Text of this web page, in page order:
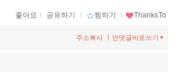
좋아요 ｌ 공유하기 ｌ 찜하기 ｌ ThanksTo
먼댓글바로쓰기
주소복사